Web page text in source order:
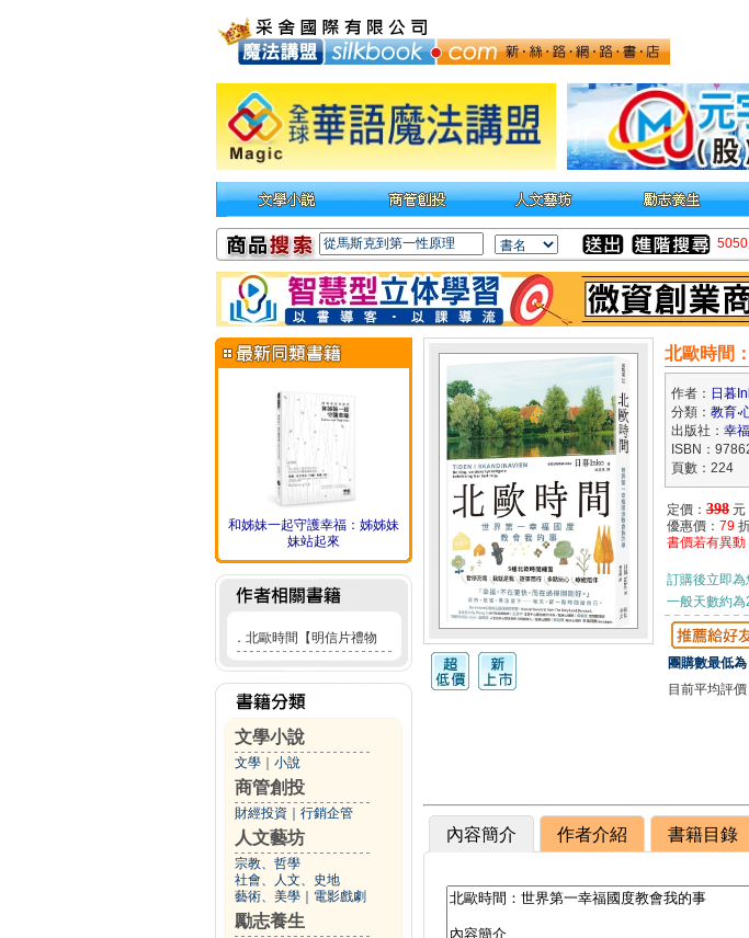
和姊妹一起守護幸福：姊姊妹
妹站起來
． 北歐時間【明信片禮物
文學小說
文學 小說
商管創投
財經投資 行銷企管
人文藝坊
宗教、哲學
社會、人文、史地
藝術、美學
電影戲劇
勵志養生
北歐時間
作者： 日暮
分類： 教育‧
出版社： 幸福
ISBN：
頁數：224
定價： 398 元
優惠價： 79
書價若有異
訂購後立即
一般天數約為
團購數最低
目前平均評價
內容簡介 作者介紹 書籍目錄